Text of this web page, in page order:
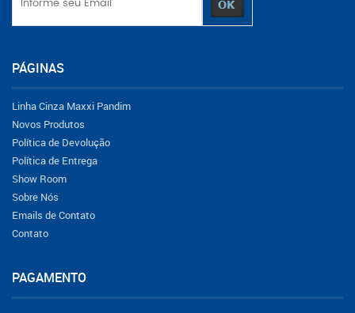
PÁGINAS
Linha Cinza Maxxi Pandim
Novos Produtos
Política de Devolução
Política de Entrega
Show Room
Sobre Nós
Emails de Contato
Contato
PAGAMENTO